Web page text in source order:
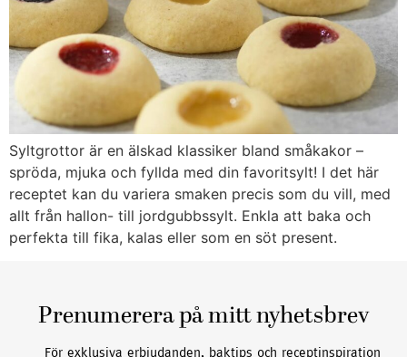
Syltgrottor är en älskad klassiker bland småkakor –
spröda, mjuka och fyllda med din favoritsylt! I det här
receptet kan du variera smaken precis som du vill, med
allt från hallon- till jordgubbssylt. Enkla att baka och
perfekta till fika, kalas eller som en söt present.
Prenumerera på mitt nyhetsbrev
För exklusiva erbjudanden, baktips och receptinspiration